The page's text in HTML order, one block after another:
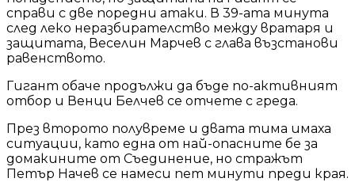
справи с две поредни атаки. В 39-ата минута
след леко неразбирателство между вратаря и
защитата, Веселин Марчев с глава възстанови
равенството.
Гигант обаче продължи да бъде по-активният
отбор и Венци Белчев се отчете с греда.
През второто полувреме и двата тима имаха
ситуации, като една от най-опасните бе за
домакините от Съединение, но стражът
Петър Начев се намеси пет минути преди края.